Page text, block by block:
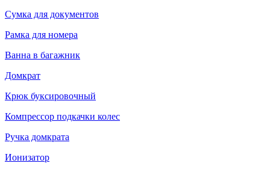
Сумка для документов
Рамка для номера
Ванна в багажник
Домкрат
Крюк буксировочный
Компрессор подкачки колес
Ручка домкрата
Ионизатор